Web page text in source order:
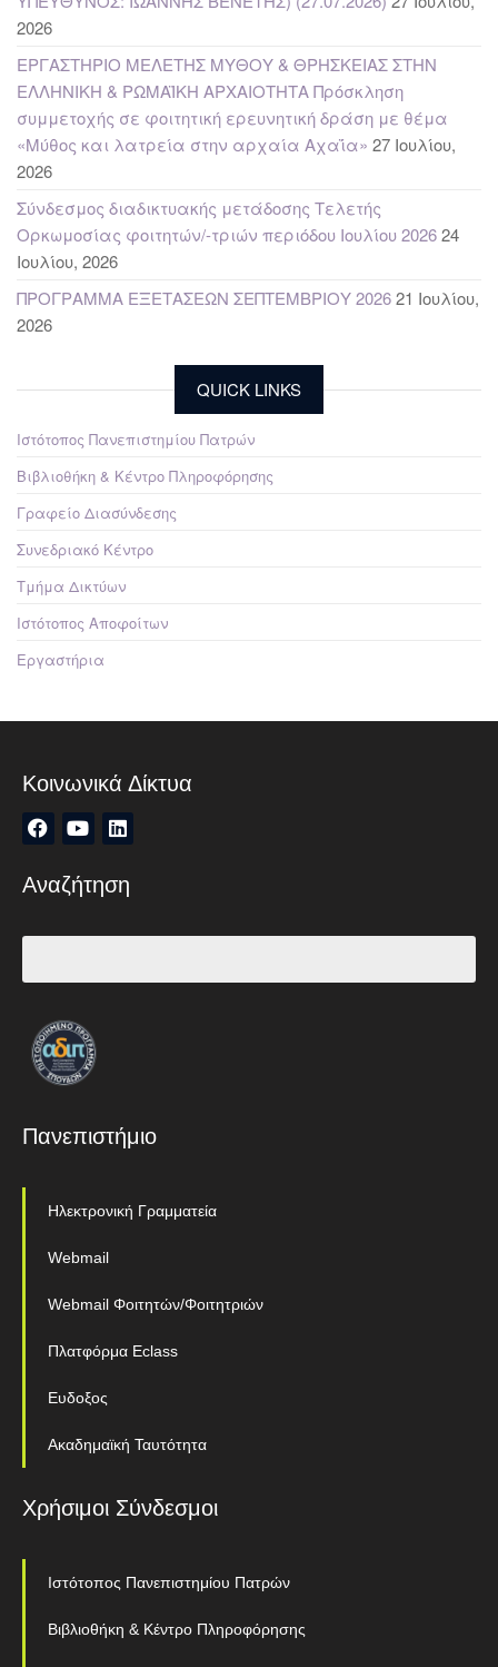
2026
ΕΡΓΑΣΤΗΡΙΟ ΜΕΛΕΤΗΣ ΜΥΘΟΥ & ΘΡΗΣΚΕΙΑΣ ΣΤΗΝ
ΕΛΛΗΝΙΚΗ & ΡΩΜΑΪΚΗ ΑΡΧΑΙΟΤΗΤΑ Πρόσκληση
συμμετοχής σε φοιτητική ερευνητική δράση με θέμα
«Μύθος και λατρεία στην αρχαία Αχαΐα» 27 Ιουλίου,
2026
Σύνδεσμος διαδικτυακής μετάδοσης Τελετής
Ορκωμοσίας φοιτητών/-τριών περιόδου Ιουλίου 202624
Ιουλίου, 2026
ΠΡΟΓΡΑΜΜΑ ΕΞΕΤΑΣΕΩΝ ΣΕΠΤΕΜΒΡΙΟΥ 202621 Ιουλίου,
2026
QUICK LINKS
Ιστότοπος Πανεπιστημίου Πατρών
Βιβλιοθήκη & Κέντρο Πληροφόρησης
Γραφείο Διασύνδεσης
Συνεδριακό Κέντρο
Τμήμα Δικτύων
Ιστότοπος Αποφοίτων
Εργαστήρια
Κοινωνικά Δίκτυα
Αναζήτηση
Πανεπιστήμιο
Ηλεκτρονική Γραμματεία
Webmail
Webmail Φοιτητών/Φοιτητριών
Πλατφόρμα Eclass
Ευδοξος
Ακαδημαϊκή Ταυτότητα
Χρήσιμοι Σύνδεσμοι
Ιστότοπος Πανεπιστημίου Πατρών
Βιβλιοθήκη & Κέντρο Πληροφόρησης